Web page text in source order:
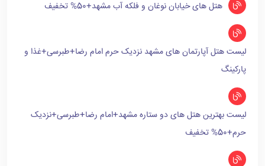
هتل های خیابان نوغان و فلکه آب مشهد+50% تخفیف
لیست هتل آپارتمان های مشهد نزدیک حرم امام رضا+طبرسی+غذا و
پارکینگ
لیست بهترین هتل های دو ستاره مشهد+امام رضا+طبرسی+نزدیک
حرم+50% تخفیف